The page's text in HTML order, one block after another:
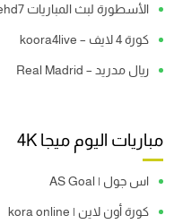
الأسطورة لبث المباريات livehd7
كورة 4 لايف – koora4live
ريال مدريد – Real Madrid
مباريات اليوم ميجا 4K
اس جول | AS Goal
كورة أون لاين | kora online